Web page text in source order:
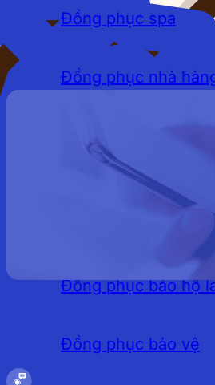
Đồng phục spa
Đồng phục nhà
Đồng phục khách
Đồng phục quán cafe
Đồng phục bảo hộ
Đồng phục bảo vệ